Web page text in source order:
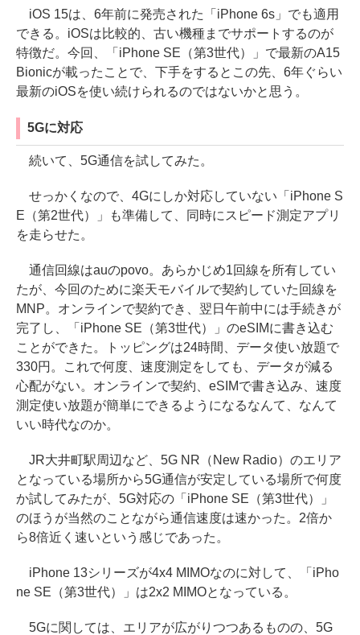
iOS 15は、6年前に発売された「iPhone 6s」でも適用
できる。iOSは比較的、古い機種までサポートするのが
特徴だ。今回、「iPhone SE（第3世代）」で最新のA15
Bionicが載ったことで、下手をするとこの先、6年ぐらい
最新のiOSを使い続けられるのではないかと思う。
5Gに対応
続いて、5G通信を試してみた。
せっかくなので、4Gにしか対応していない「iPhone S
E（第2世代）」も準備して、同時にスピード測定アプリ
を走らせた。
通信回線はauのpovo。あらかじめ1回線を所有してい
たが、今回のために楽天モバイルで契約していた回線を
MNP。オンラインで契約でき、翌日午前中には手続きが
完了し、「iPhone SE（第3世代）」のeSIMに書き込む
ことができた。トッピングは24時間、データ使い放題で
330円。これで何度、速度測定をしても、データが減る
心配がない。オンラインで契約、eSIMで書き込み、速度
測定使い放題が簡単にできるようになるなんて、なんて
いい時代なのか。
JR大井町駅周辺など、5G NR（New Radio）のエリア
となっている場所から5G通信が安定している場所で何度
か試してみたが、5G対応の「iPhone SE（第3世代）」
のほうが当然のことながら通信速度は速かった。2倍か
ら8倍近く速いという感じであった。
iPhone 13シリーズが4x4 MIMOなのに対して、「iPho
ne SE（第3世代）」は2x2 MIMOとなっている。
5Gに関しては、エリアが広がりつつあるものの、5G